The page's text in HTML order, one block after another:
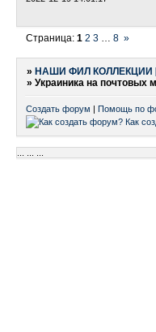
Страница:1 2 3 8 »
» НАШИ ФИЛ КОЛЛЕКЦИИ
»Украиника на почтовых
Создать форум | Помощь по